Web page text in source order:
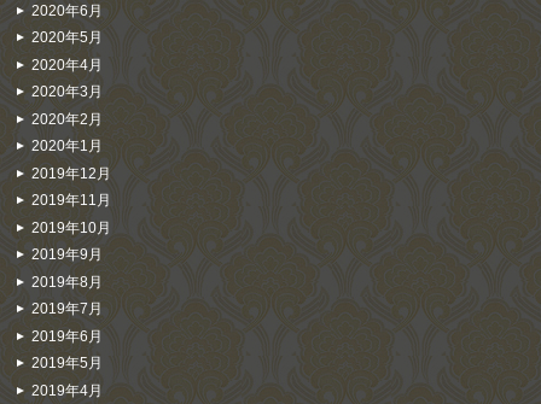
2020年6月
2020年5月
2020年4月
2020年3月
2020年2月
2020年1月
2019年12月
2019年11月
2019年10月
2019年9月
2019年8月
2019年7月
2019年6月
2019年5月
2019年4月